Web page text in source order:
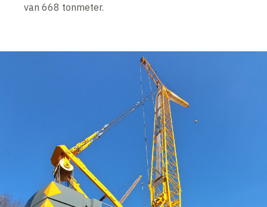
van 668 tonmeter.